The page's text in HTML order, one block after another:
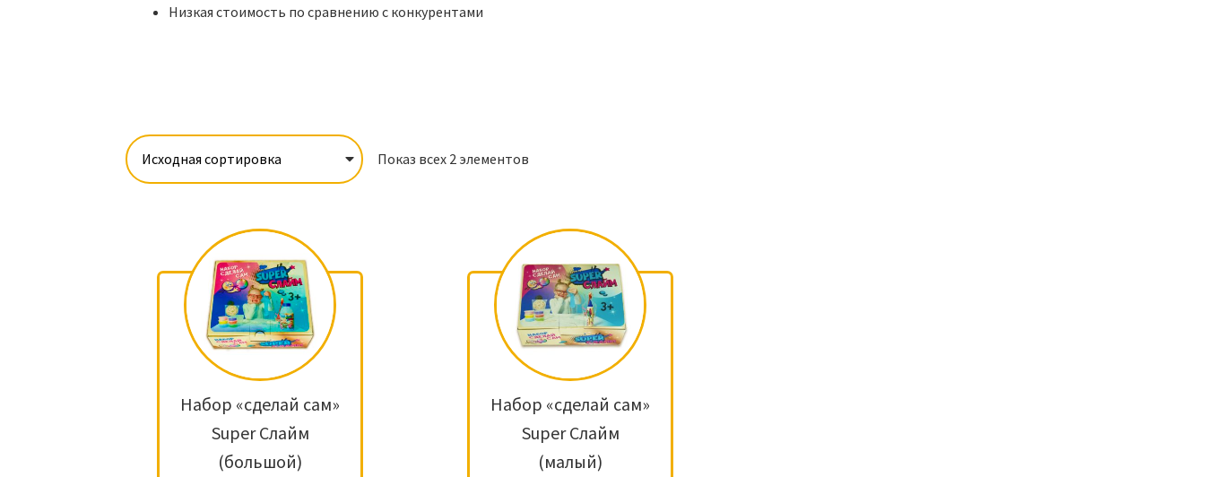
Низкая стоимость по сравнению с конкурентами
Показ всех 2 элементов
Набор «сделай сам»
Super Слайм
(большой)
Набор «сделай сам»
Super Слайм
(малый)